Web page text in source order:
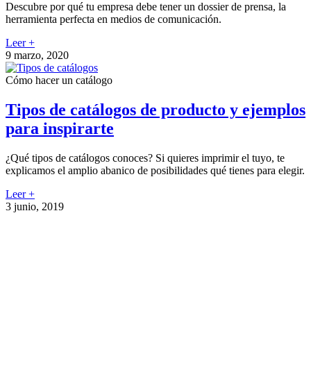
Descubre por qué tu empresa debe tener un dossier de prensa, la
herramienta perfecta en medios de comunicación.
Leer +
9 marzo, 2020
Cómo hacer un catálogo
Tipos de catálogos de producto y ejemplos
para inspirarte
¿Qué tipos de catálogos conoces? Si quieres imprimir el tuyo, te
explicamos el amplio abanico de posibilidades qué tienes para elegir.
Leer +
3 junio, 2019